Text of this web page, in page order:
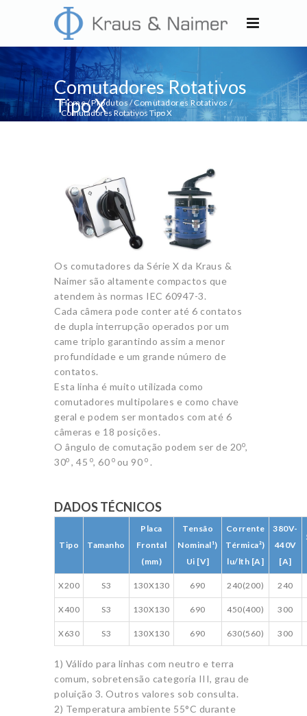
Comutadores Rotativos
Tipo X
Home/Produtos/Comutadores Rotativos /
Comutadores Rotativos Tipo X
Os comutadores da Série X da Kraus &
Naimer são altamente compactos que
atendem às normas IEC 60947-3.
Cada câmera pode conter até 6 contatos
de dupla interrupção operados por um
came triplo garantindo assim a menor
profundidade e um grande número de
contatos.
Esta linha é muito utilizada como
comutadores multipolares e como chave
geral e podem ser montados com até 6
câmeras e 18 posições.
O ângulo de comutação podem ser de 20o,
30o , 45 o, 60 o ou 90 o .
DADOS TÉCNICOS
Tipo Tamanho
Placa
Frontal
(mm)
Tensão
Nominal¹)
Ui [V]
Corrente
Térmica²)
lu/lth [A]
380V-
440V
[A]
X200 S3 130X130 690 240(200) 240
X400 S3 130X130 690 450(400) 300
X630 S3 130X130 690 630(560) 300
1) Válido para linhas com neutro e terra
comum, sobretensão categoria III, grau de
poluição 3. Outros valores sob consulta.
2) Temperatura ambiente 55°C durante